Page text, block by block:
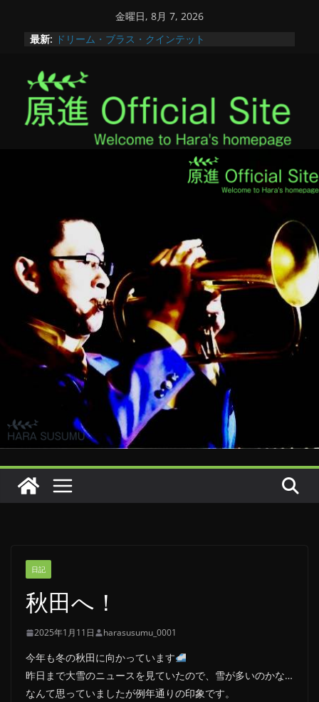
金曜日, 8月 7, 2026
最新: ドリーム・ブラス・クインテット
アンサンブルコンテスト秋田県大会
秋田へ！
日記
秋田へ！
2025年1月11日 harasusumu_0001
今年も冬の秋田に向かっています
昨日まで大雪のニュースを見ていたので、雪が多いのかな…
なんて思っていましたが例年通りの印象です。